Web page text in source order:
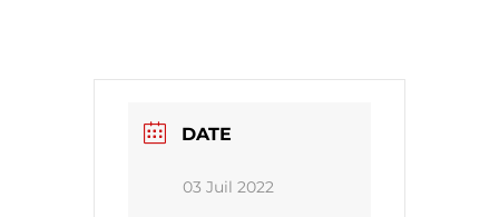
DATE
03 Juil 2022